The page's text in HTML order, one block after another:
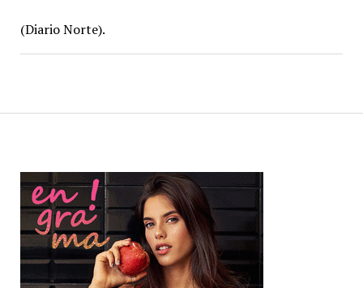
(Diario Norte).